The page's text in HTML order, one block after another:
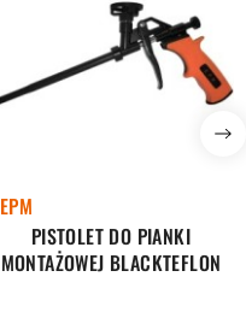
EPM
PISTOLET DO PIANKI
MONTAŻOWEJ BLACKTEFLON